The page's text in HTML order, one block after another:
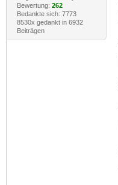
Bewertung: 262
Bedankte sich: 7773
8530x gedankt in 6932
Beiträgen